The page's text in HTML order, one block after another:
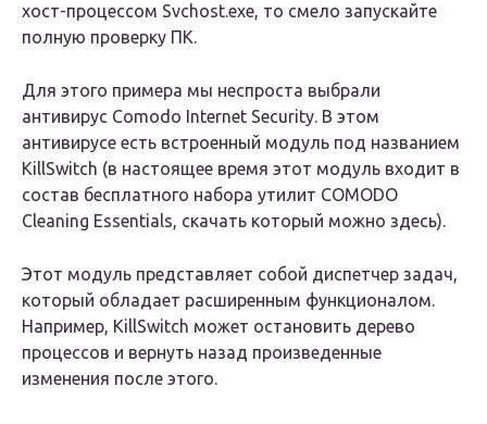
хост-процессом Svchost.exe, то смело запускайте
полную проверку ПК.
Для этого примера мы неспроста выбрали
антивирус Comodo Internet Security. В этом
антивирусе есть встроенный модуль под названием
KillSwitch (в настоящее время этот модуль входит в
состав бесплатного набора утилит COMODO
Cleaning Essentials, скачать который можно здесь).
Этот модуль представляет собой диспетчер задач,
который обладает расширенным функционалом.
Например, KillSwitch может остановить дерево
процессов и вернуть назад произведенные
изменения после этого.